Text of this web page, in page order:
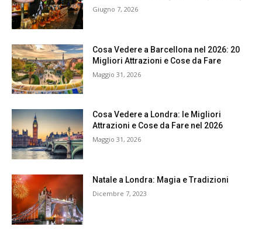
Giugno 7, 2026
Cosa Vedere a Barcellona nel 2026: 20
Migliori Attrazioni e Cose da Fare
Maggio 31, 2026
Cosa Vedere a Londra: le Migliori
Attrazioni e Cose da Fare nel 2026
Maggio 31, 2026
Natale a Londra: Magia e Tradizioni
Dicembre 7, 2023